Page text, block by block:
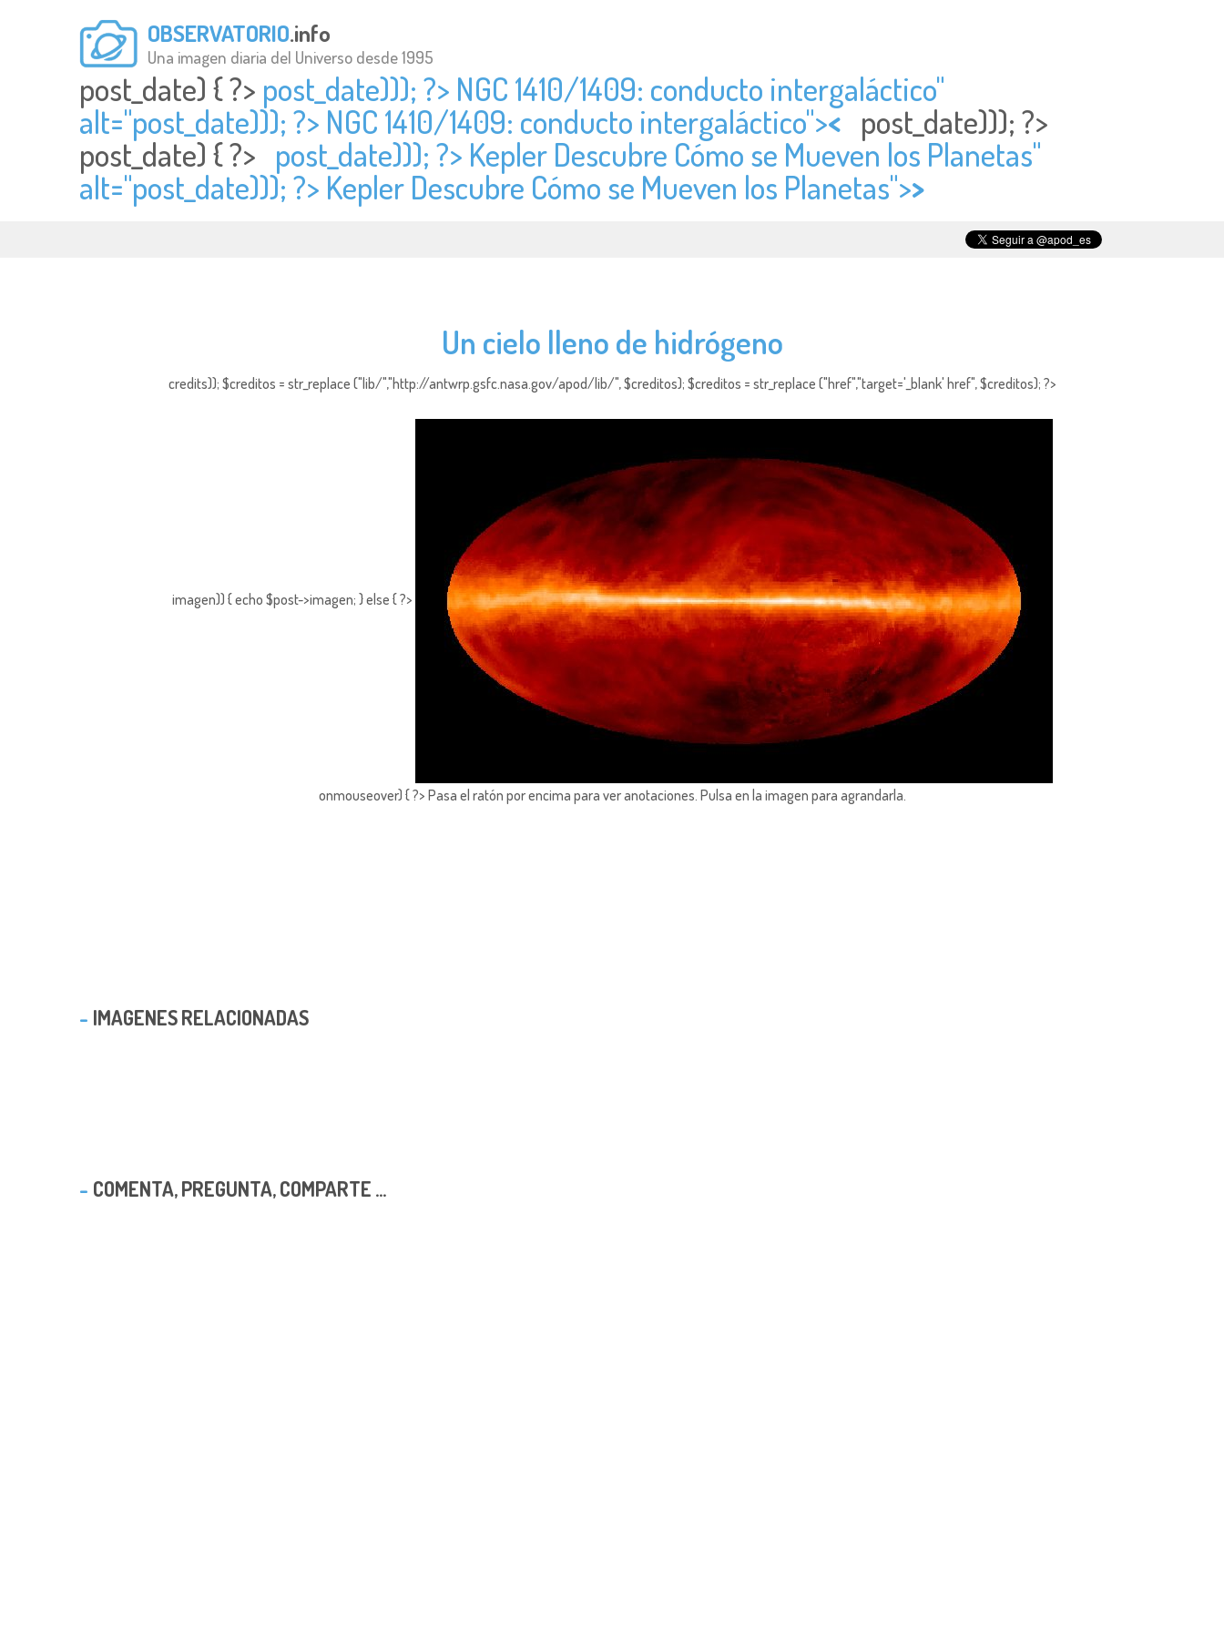
OBSERVATORIO.info
Una imagen diaria del Universo desde 1995
post_date) { ?> post_date))); ?> NGC 1410/1409: conducto intergaláctico"
alt="post_date))); ?> NGC 1410/1409: conducto intergaláctico">< post_date))); ?>
post_date) { ?> post_date))); ?> Kepler Descubre Cómo se Mueven los Planetas"
alt="post_date))); ?> Kepler Descubre Cómo se Mueven los Planetas">>
Un cielo lleno de hidrógeno
credits)); $creditos = str_replace ("lib/","http://antwrp.gsfc.nasa.gov/apod/lib/", $creditos); $creditos = str_replace ("href","target='_blank' href", $creditos); ?>
imagen)) { echo $post->imagen; } else { ?>
onmouseover) { ?> Pasa el ratón por encima para ver anotaciones. Pulsa en la imagen para agrandarla.
IMAGENES RELACIONADAS
COMENTA, PREGUNTA, COMPARTE ...